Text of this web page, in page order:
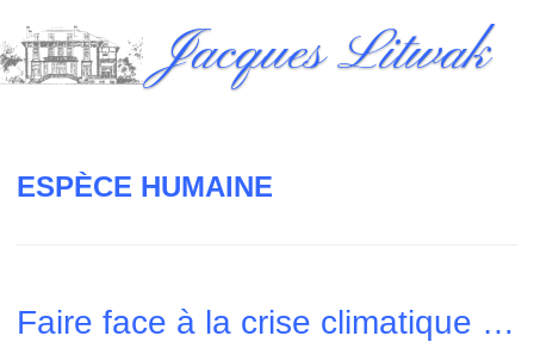
to
content
Jacques Litwak
ESPÈCE HUMAINE
Faire face à la crise climatique …